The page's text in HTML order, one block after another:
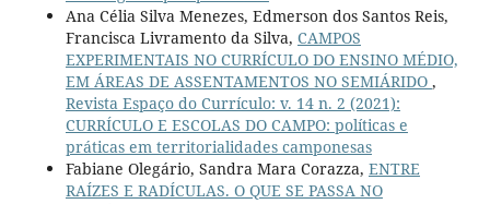
Ana Célia Silva Menezes, Edmerson dos Santos Reis,
Francisca Livramento da Silva, CAMPOS
EXPERIMENTAIS NO CURRÍCULO DO ENSINO MÉDIO,
EM ÁREAS DE ASSENTAMENTOS NO SEMIÁRIDO ,
Revista Espaço do Currículo: v. 14 n. 2 (2021):
CURRÍCULO E ESCOLAS DO CAMPO: políticas e
práticas em territorialidades camponesas
Fabiane Olegário, Sandra Mara Corazza, ENTRE
RAÍZES E RADÍCULAS. O QUE SE PASSA NO